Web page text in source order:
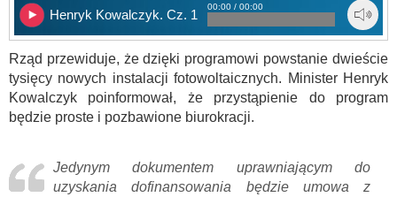
Henryk Kowalczyk. Cz. 1
00:00 / 00:00
Rząd przewiduje, że dzięki programowi powstanie dwieście
tysięcy nowych instalacji fotowoltaicznych. Minister Henryk
Kowalczyk poinformował, że przystąpienie do program
będzie proste i pozbawione biurokracji.
Jedynym dokumentem uprawniającym do
uzyskania dofinansowania będzie umowa z